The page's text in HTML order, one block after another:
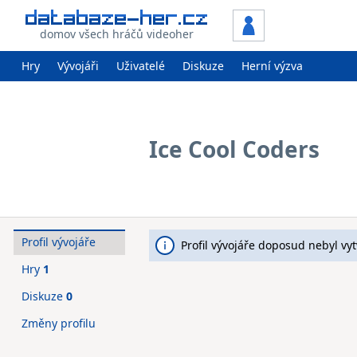
domov všech hráčů videoher
Hry Vývojáři Uživatelé Diskuze Herní výzva
Ice Cool Coders
Profil vývojáře doposud nebyl
Profil vývojáře
Hry 1
Diskuze 0
Změny profilu